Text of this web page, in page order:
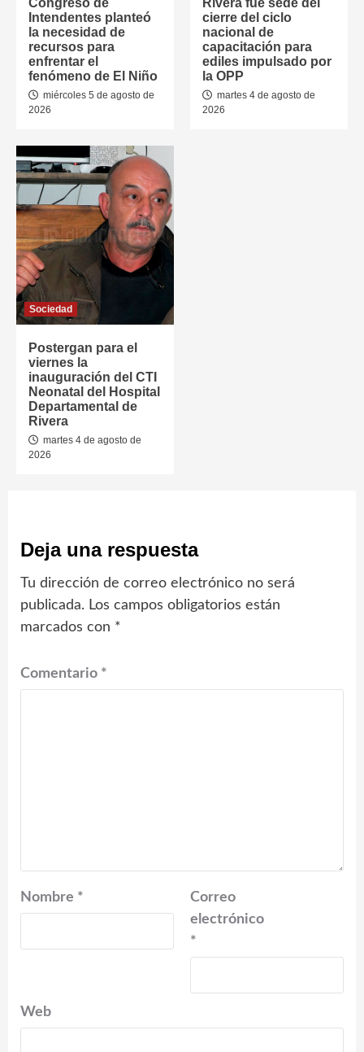
Intendentes planteó
la necesidad de
recursos para
enfrentar el
fenómeno de El Niño
miércoles 5 de agosto de
2026
cierre del ciclo
nacional de
capacitación para
ediles impulsado por
la OPP
martes 4 de agosto de
2026
Sociedad
Postergan para el
viernes la
inauguración del CTI
Neonatal del Hospital
Departamental de
Rivera
martes 4 de agosto de
2026
Deja una respuesta
Tu dirección de correo electrónico no será
publicada. Los campos obligatorios están
marcados con *
Comentario *
Nombre *
Correo
electrónico
*
Web